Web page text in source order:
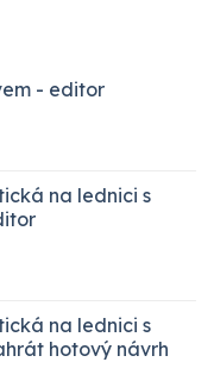
- editor
na lednici s
na lednici s
hotový návrh